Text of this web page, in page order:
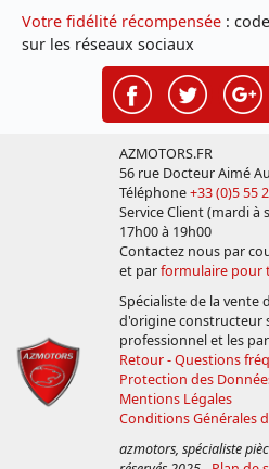
Votre fidélité récompensée :
sur les réseaux sociaux
AZMOTORS.FR
56 rue Docteur Aimé
Téléphone+33 (0)5 55
Service Client (mardi à
17h00 à 19h00
Contactez nous par
et parformulaire pour
Spécialiste de la vente
d'origine constructeur
professionnel et les
Retour - Questions
Protection des
Mentions Légales
Conditions Générales
azmotors, spécialiste